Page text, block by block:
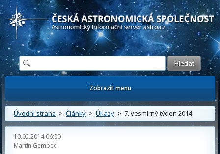
Česká astronomická společnost - Informační astronomický server
Zobrazit menu
Úvodní strana > Články > Úkazy > 7. vesmírný týden 2014
10.02.2014 06:00
Martin Gembec